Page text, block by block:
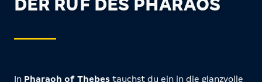
DER RUF DES PHARAOS
In Pharaoh of Thebes tauchst du ein in die glanzvolle